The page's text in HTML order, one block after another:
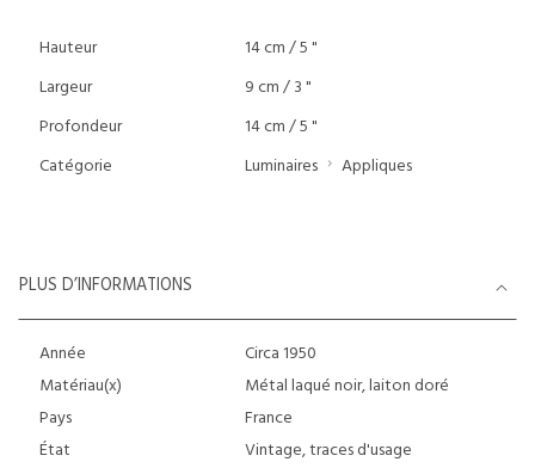
Hauteur
14 cm / 5 "
Largeur
9 cm / 3 "
Profondeur
14 cm / 5 "
Catégorie
Luminaires Appliques
PLUS D’INFORMATIONS
Année
Circa 1950
Matériau(x)
Métal laqué noir, laiton doré
Pays
France
État
Vintage, traces d'usage